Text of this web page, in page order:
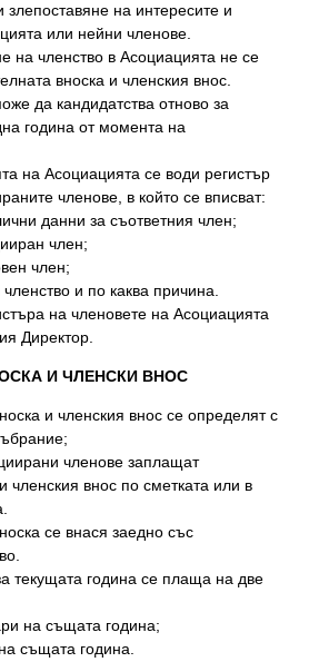
злепоставяне на интересите и
или нейни членове.
на членство в Асоциацията не се
вноска и членския внос.
да кандидатства отново за
година от момента на
на Асоциацията се води регистър
членове, в който се вписват:
данни за съответния член;
член;
член;
и по каква причина.
на членовете на Асоциацията
Директор.
И ЧЛЕНСКИ ВНОС
и членския внос се определят с
членове заплащат
членския внос по сметката или в
се внася заедно със
текущата година се плаща на две
на същата година;
същата година.